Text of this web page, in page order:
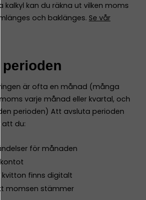
kalkyl kan du räkna ut vilken moms
och baklänges. Se vår
är ofta en månad (många
varje månad eller kvartal, och
perioden) Att avsluta perioden
att du:
för månaden
finns digitalt
momsen stämmer